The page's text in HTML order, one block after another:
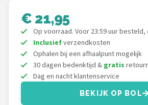
€ 21,95
Op voorraad. Voor 23:59 uur besteld,
Inclusiefverzendkosten
Ophalen bij een afhaalpunt mogelijk
30 dagen bedenktijd & gratis
Dag en nacht klantenservice
BEKIJK OP BOL